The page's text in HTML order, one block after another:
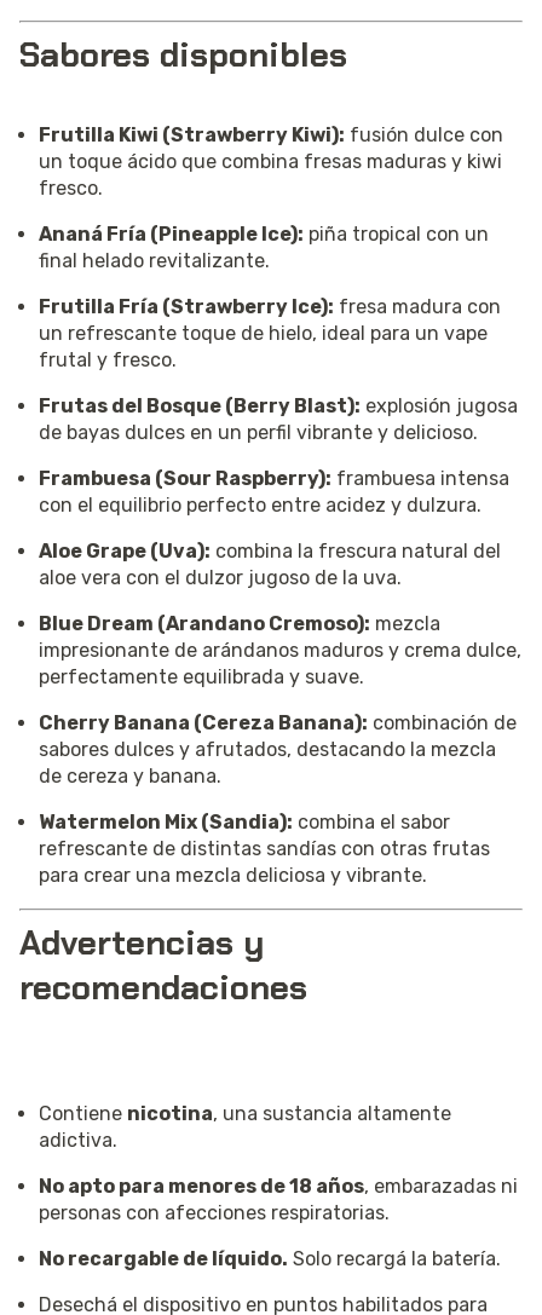
Sabores disponibles
Frutilla Kiwi (Strawberry Kiwi): fusión dulce con
un toque ácido que combina fresas maduras y kiwi
fresco.
Ananá Fría (Pineapple Ice): piña tropical con un
final helado revitalizante.
Frutilla Fría (Strawberry Ice): fresa madura con
un refrescante toque de hielo, ideal para un vape
frutal y fresco.
Frutas del Bosque (Berry Blast): explosión jugosa
de bayas dulces en un perfil vibrante y delicioso.
Frambuesa (Sour Raspberry): frambuesa intensa
con el equilibrio perfecto entre acidez y dulzura.
Aloe Grape (Uva): combina la frescura natural del
aloe vera con el dulzor jugoso de la uva.
Blue Dream (Arandano Cremoso): mezcla
impresionante de arándanos maduros y crema dulce,
perfectamente equilibrada y suave.
Cherry Banana (Cereza Banana): combinación de
sabores dulces y afrutados, destacando la mezcla
de cereza y banana.
Watermelon Mix (Sandia): combina el sabor
refrescante de distintas sandías con otras frutas
para crear una mezcla deliciosa y vibrante.
Advertencias y
recomendaciones
Contiene nicotina, una sustancia altamente
adictiva.
No apto para menores de 18 años, embarazadas ni
personas con afecciones respiratorias.
No recargable de líquido. Solo recargá la batería.
Desechá el dispositivo en puntos habilitados para